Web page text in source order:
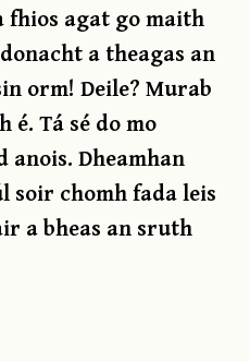
fhios agat go maith
a theagas an
orm! Deile? Murab
é. Tá sé do mo
anois. Dheamhan
soir chomh fada leis
a bheas an sruth